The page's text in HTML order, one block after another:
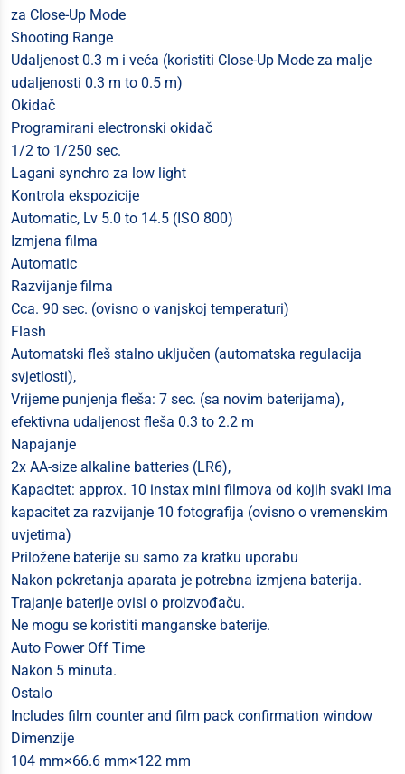
za Close-Up Mode
Shooting Range
Udaljenost 0.3 m i veća (koristiti Close-Up Mode za malje
udaljenosti 0.3 m to 0.5 m)
Okidač
Programirani electronski okidač
1/2 to 1/250 sec.
Lagani synchro za low light
Kontrola ekspozicije
Automatic, Lv 5.0 to 14.5 (ISO 800)
Izmjena filma
Automatic
Razvijanje filma
Cca. 90 sec. (ovisno o vanjskoj temperaturi)
Flash
Automatski fleš stalno uključen (automatska regulacija
svjetlosti),
Vrijeme punjenja fleša: 7 sec. (sa novim baterijama),
efektivna udaljenost fleša 0.3 to 2.2 m
Napajanje
2x AA-size alkaline batteries (LR6),
Kapacitet: approx. 10 instax mini filmova od kojih svaki ima
kapacitet za razvijanje 10 fotografija (ovisno o vremenskim
uvjetima)
Priložene baterije su samo za kratku uporabu
Nakon pokretanja aparata je potrebna izmjena baterija.
Trajanje baterije ovisi o proizvođaču.
Ne mogu se koristiti manganske baterije.
Auto Power Off Time
Nakon 5 minuta.
Ostalo
Includes film counter and film pack confirmation window
Dimenzije
104 mm×66.6 mm×122 mm